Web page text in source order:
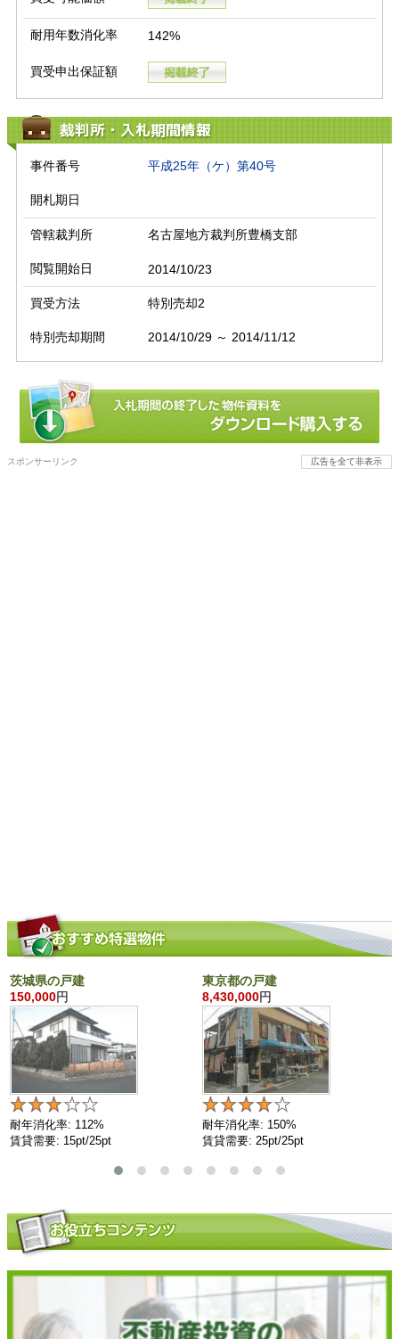
耐用年数消化率 142%
買受申出保証額
裁判所・入札期間情報
事件番号 平成25年（ケ）第40号
開札期日
管轄裁判所 名古屋地方裁判所豊橋支部
閲覧開始日 2014/10/23
買受方法 特別売却2
特別売却期間 2014/10/29 ～ 2014/11/12
スポンサーリンク 広告を全て非表示
茨城県の戸建
150,000円
耐年消化率: 112%
賃貸需要: 15pt/25pt
東京都の戸建
8,430,000円
耐年消化率: 150%
賃貸需要: 25pt/25pt